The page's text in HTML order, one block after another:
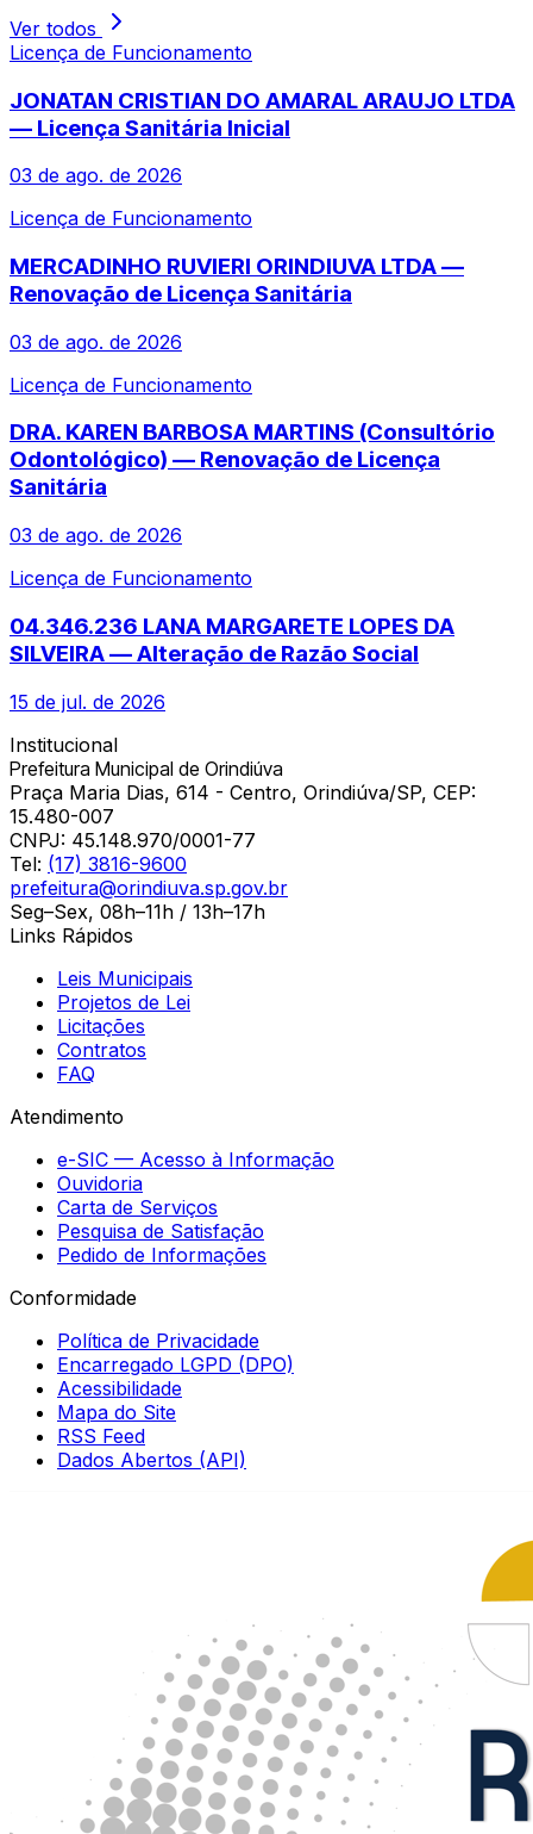
Ver todos
Licença de Funcionamento
JONATAN CRISTIAN DO AMARAL ARAUJO LTDA
— Licença Sanitária Inicial
03 de ago. de 2026
Licença de Funcionamento
MERCADINHO RUVIERI ORINDIUVA LTDA —
Renovação de Licença Sanitária
03 de ago. de 2026
Licença de Funcionamento
DRA. KAREN BARBOSA MARTINS (Consultório
Odontológico) — Renovação de Licença
Sanitária
03 de ago. de 2026
Licença de Funcionamento
04.346.236 LANA MARGARETE LOPES DA
SILVEIRA — Alteração de Razão Social
15 de jul. de 2026
Institucional
Prefeitura Municipal de Orindiúva
Praça Maria Dias, 614 - Centro, Orindiúva/SP, CEP:
15.480-007
CNPJ: 45.148.970/0001-77
Tel: (17) 3816-9600
prefeitura@orindiuva.sp.gov.br
Seg–Sex, 08h–11h / 13h–17h
Links Rápidos
Leis Municipais
Projetos de Lei
Licitações
Contratos
FAQ
Atendimento
e-SIC — Acesso à Informação
Ouvidoria
Carta de Serviços
Pesquisa de Satisfação
Pedido de Informações
Conformidade
Política de Privacidade
Encarregado LGPD (DPO)
Acessibilidade
Mapa do Site
RSS Feed
Dados Abertos (API)